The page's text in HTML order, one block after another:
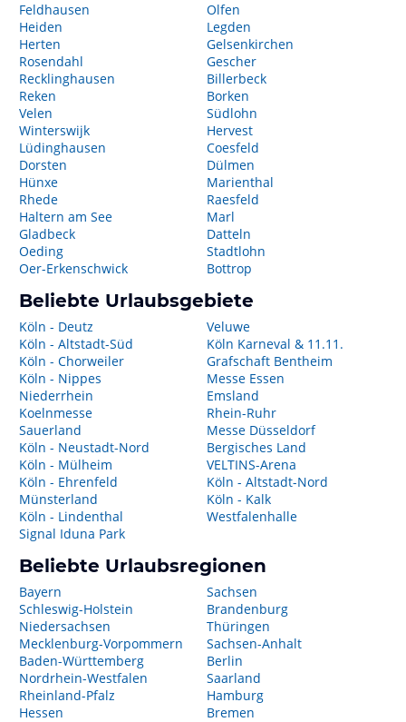
Feldhausen
Heiden
Herten
Rosendahl
Recklinghausen
Reken
Velen
Winterswijk
Lüdinghausen
Dorsten
Hünxe
Rhede
Haltern am See
Gladbeck
Oeding
Oer-Erkenschwick
Olfen
Legden
Gelsenkirchen
Gescher
Billerbeck
Borken
Südlohn
Hervest
Coesfeld
Dülmen
Marienthal
Raesfeld
Marl
Datteln
Stadtlohn
Bottrop
Beliebte Urlaubsgebiete
Köln - Deutz
Köln - Altstadt-Süd
Köln - Chorweiler
Köln - Nippes
Niederrhein
Koelnmesse
Sauerland
Köln - Neustadt-Nord
Köln - Mülheim
Köln - Ehrenfeld
Münsterland
Köln - Lindenthal
Signal Iduna Park
Veluwe
Köln Karneval & 11.11.
Grafschaft Bentheim
Messe Essen
Emsland
Rhein-Ruhr
Messe Düsseldorf
Bergisches Land
VELTINS-Arena
Köln - Altstadt-Nord
Köln - Kalk
Westfalenhalle
Beliebte Urlaubsregionen
Bayern
Schleswig-Holstein
Niedersachsen
Mecklenburg-Vorpommern
Baden-Württemberg
Nordrhein-Westfalen
Rheinland-Pfalz
Hessen
Sachsen
Brandenburg
Thüringen
Sachsen-Anhalt
Berlin
Saarland
Hamburg
Bremen